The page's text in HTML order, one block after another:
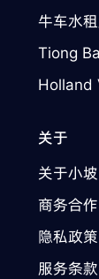
牛车水
Tiong
Holland
关于
关于小
商务合作
隐私政策
服务条款